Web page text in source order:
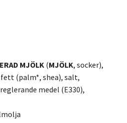
MJÖLK (MJÖLK, socker),
(palm*, shea), salt,
medel (E330),